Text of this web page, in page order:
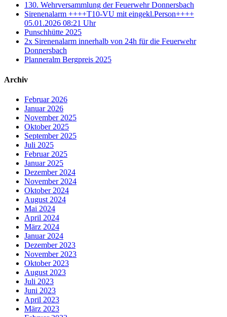
130. Wehrversammlung der Feuerwehr Donnersbach
Sirenenalarm ++++T10-VU mit eingekl.Person++++
05.01.2026 08:21 Uhr
Punschhütte 2025
2x Sirenenalarm innerhalb von 24h für die Feuerwehr
Donnersbach
Planneralm Bergpreis 2025
Archiv
Februar 2026
Januar 2026
November 2025
Oktober 2025
September 2025
Juli 2025
Februar 2025
Januar 2025
Dezember 2024
November 2024
Oktober 2024
August 2024
Mai 2024
April 2024
März 2024
Januar 2024
Dezember 2023
November 2023
Oktober 2023
August 2023
Juli 2023
Juni 2023
April 2023
März 2023